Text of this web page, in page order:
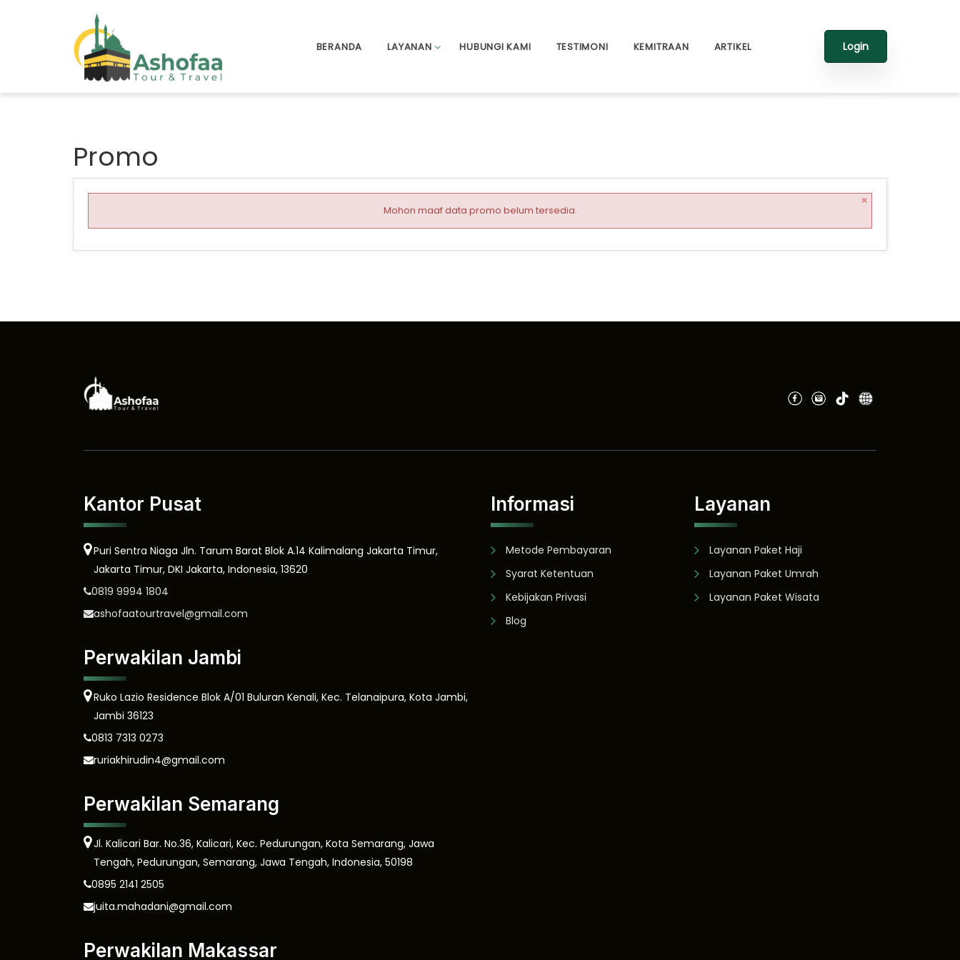
BERANDA LAYANAN HUBUNGI KAMI TESTIMONI KEMITRAAN ARTIKEL Login
Promo
Mohon maaf data promo belum tersedia.
×
Kantor Pusat
Puri Sentra Niaga Jln. Tarum Barat Blok A.14 Kalimalang Jakarta Timur,
Jakarta Timur, DKI Jakarta, Indonesia, 13620
0819 9994 1804
ashofaatourtravel@gmail.com
Perwakilan Jambi
Ruko Lazio Residence Blok A/01 Buluran Kenali, Kec. Telanaipura, Kota Jambi,
Jambi 36123
0813 7313 0273
ruriakhirudin4@gmail.com
Perwakilan Semarang
Jl. Kalicari Bar. No.36, Kalicari, Kec. Pedurungan, Kota Semarang, Jawa
Tengah, Pedurungan, Semarang, Jawa Tengah, Indonesia, 50198
0895 2141 2505
juita.mahadani@gmail.com
Perwakilan Makassar
Informasi
Metode Pembayaran
Syarat Ketentuan
Kebijakan Privasi
Blog
Layanan
Layanan Paket Haji
Layanan Paket Umrah
Layanan Paket Wisata